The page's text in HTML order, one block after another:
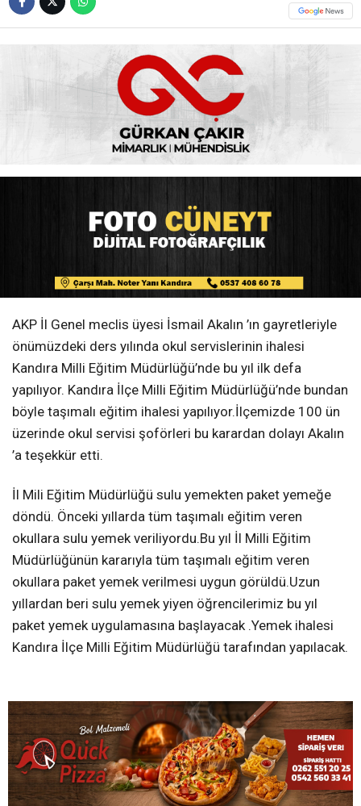
AKP İl Genel meclis üyesi İsmail Akalın ’ın gayretleriyle
önümüzdeki ders yılında okul servislerinin ihalesi
Kandıra Milli Eğitim Müdürlüğü’nde bu yıl ilk defa
yapılıyor. Kandıra İlçe Milli Eğitim Müdürlüğü’nde bundan
böyle taşımalı eğitim ihalesi yapılıyor.İlçemizde 100 ün
üzerinde okul servisi şoförleri bu karardan dolayı Akalın
’a teşekkür etti.
İl Mili Eğitim Müdürlüğü sulu yemekten paket yemeğe
döndü. Önceki yıllarda tüm taşımalı eğitim veren
okullara sulu yemek veriliyordu.Bu yıl İl Milli Eğitim
Müdürlüğünün kararıyla tüm taşımalı eğitim veren
okullara paket yemek verilmesi uygun görüldü.Uzun
yıllardan beri sulu yemek yiyen öğrencilerimiz bu yıl
paket yemek uygulamasına başlayacak .Yemek ihalesi
Kandıra İlçe Milli Eğitim Müdürlüğü tarafından yapılacak.